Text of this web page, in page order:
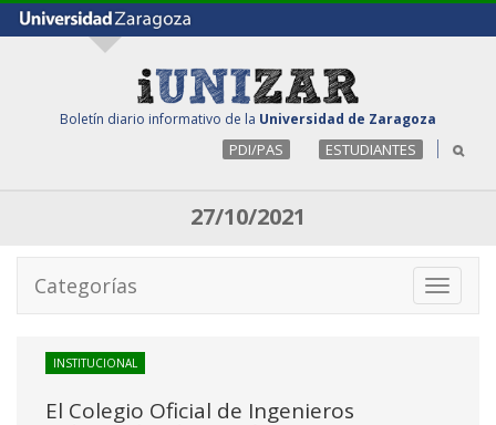
Boletín diario informativo de la Universidad de Zaragoza
PDI/PAS ESTUDIANTES
27/10/2021
Toggle
Categorías
INSTITUCIONAL
El Colegio Oficial de Ingenieros